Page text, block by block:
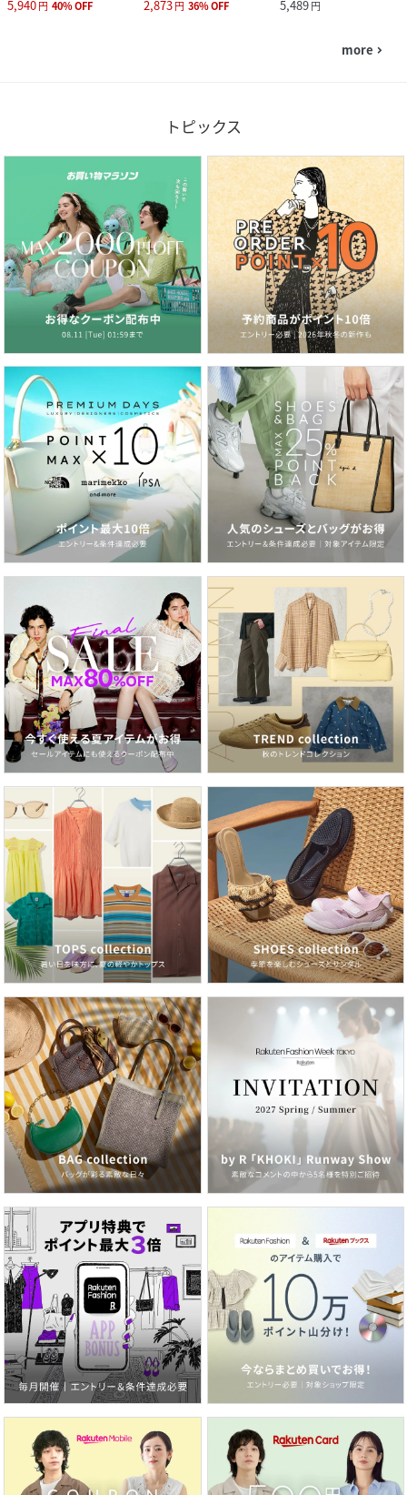
5,940円 40%OFF 2,873円 36%OFF 5,489円
more navigate_next
トピックス